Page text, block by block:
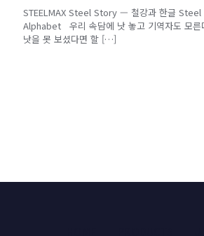
STEELMAX Steel Story — 철강과 한글
Alphabet 우리 속담에 낫 놓고 기역자도 모른
낫을 못 보셨다면 할 […]